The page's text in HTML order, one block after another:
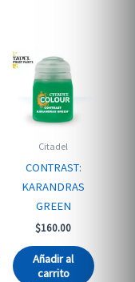
Citadel
CONTRAST:
KARANDRAS
GREEN
$160.00
Añadir al
carrito